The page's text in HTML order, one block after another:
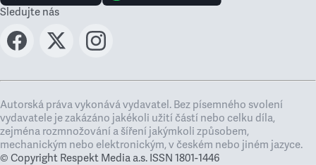
Sledujte nás
Autorská práva vykonává vydavatel. Bez písemného svolení
vydavatele je zakázáno jakékoli užití částí nebo celku díla,
zejména rozmnožování a šíření jakýmkoli způsobem,
mechanickým nebo elektronickým, v českém nebo jiném jazyce.
© Copyright Respekt Media a.s. ISSN 1801-1446